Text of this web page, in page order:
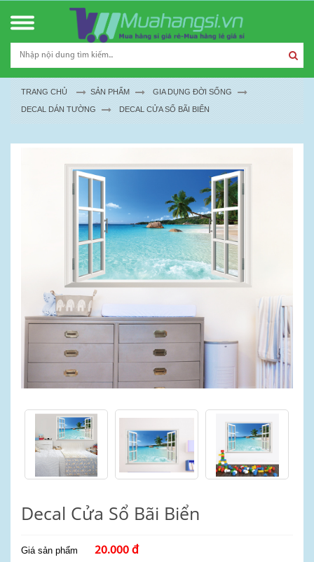
TRANG CHỦ SẢN PHẨM GIA DỤNG ĐỜI SỐNG
DECAL DÁN TƯỜNG DECAL CỬA SỔ BÃI BIỂN
Decal Cửa Sổ Bãi Biển
Giá sản phẩm 20.000 đ